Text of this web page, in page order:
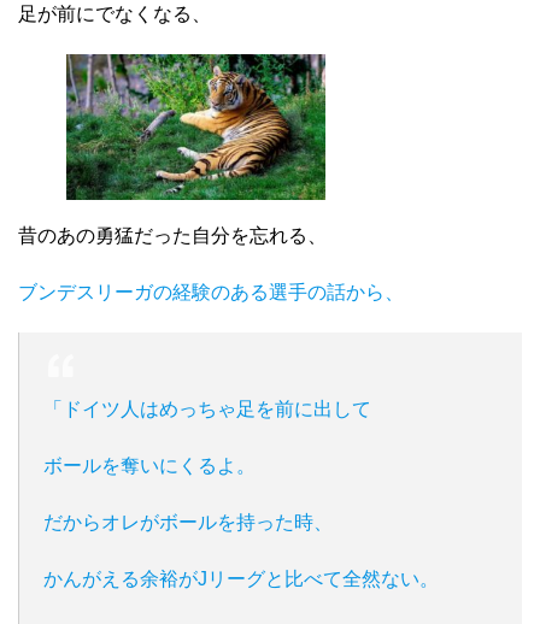
足が前にでなくなる、
昔のあの勇猛だった自分を忘れる、
ブンデスリーガの経験のある選手の話から、
「ドイツ人はめっちゃ足を前に出して
ボールを奪いにくるよ。
だからオレがボールを持った時、
かんがえる余裕がJリーグと比べて全然ない。